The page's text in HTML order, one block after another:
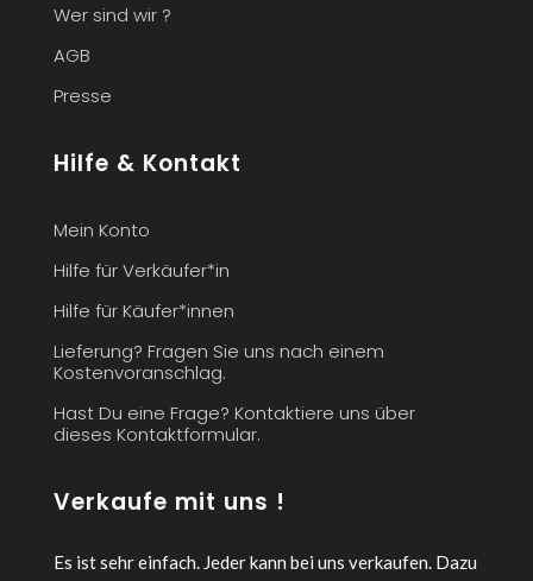
Wer sind wir ?
AGB
Presse
Hilfe & Kontakt
Mein Konto
Hilfe für Verkäufer*in
Hilfe für Käufer*innen
Lieferung? Fragen Sie uns nach einem
Kostenvoranschlag.
Hast Du eine Frage? Kontaktiere uns über
dieses Kontaktformular.
Verkaufe mit uns !
Es ist sehr einfach. Jeder kann bei uns verkaufen. Dazu